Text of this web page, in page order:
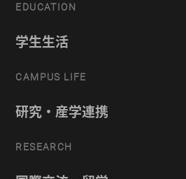
EDUCATION
学生生活
CAMPUS LIFE
研究・産学連携
RESEARCH